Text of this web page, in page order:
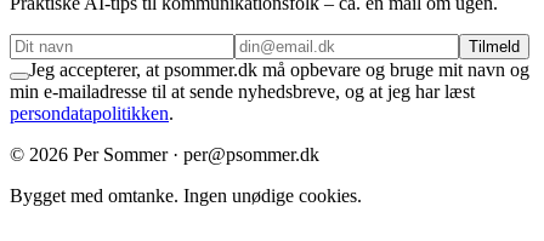
Tilmeld
Jeg accepterer, at psommer.dk må opbevare og bruge mit navn og
min e-mailadresse til at sende nyhedsbreve, og at jeg har læst
persondatapolitikken.
© 2026 Per Sommer · per@psommer.dk
Bygget med omtanke. Ingen unødige cookies.